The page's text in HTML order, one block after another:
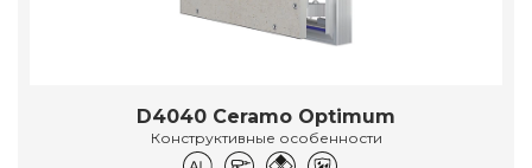
D4040 Ceramo Optimum
Конструктивные особенности